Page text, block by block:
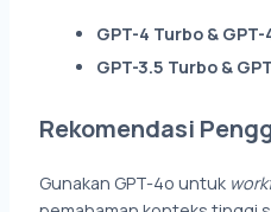
GPT-4 Turbo & GPT-
GPT-3.5 Turbo &
Rekomendasi
Gunakan GPT-4o untuk